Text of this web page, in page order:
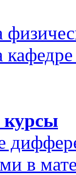
в